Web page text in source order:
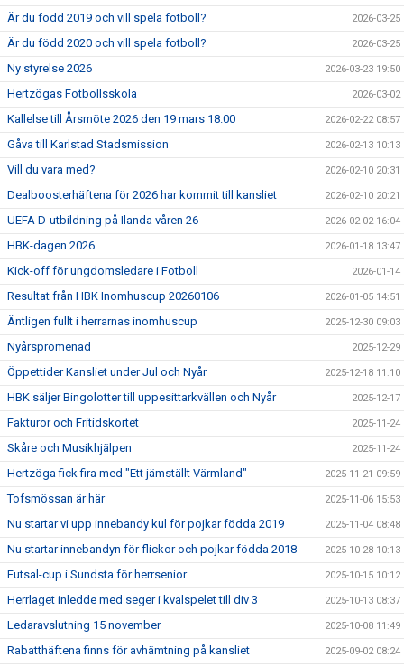
Är du född 2019 och vill spela fotboll? 2026-03-25
Är du född 2020 och vill spela fotboll? 2026-03-25
Ny styrelse 2026 2026-03-23 19:50
Hertzögas Fotbollsskola 2026-03-02
Kallelse till Årsmöte 2026 den 19 mars 18.00 2026-02-22 08:57
Gåva till Karlstad Stadsmission 2026-02-13 10:13
Vill du vara med? 2026-02-10 20:31
Dealboosterhäftena för 2026 har kommit till kansliet 2026-02-10 20:21
UEFA D-utbildning på Ilanda våren 26 2026-02-02 16:04
HBK-dagen 2026 2026-01-18 13:47
Kick-off för ungdomsledare i Fotboll 2026-01-14
Resultat från HBK Inomhuscup 20260106 2026-01-05 14:51
Äntligen fullt i herrarnas inomhuscup 2025-12-30 09:03
Nyårspromenad 2025-12-29
Öppettider Kansliet under Jul och Nyår 2025-12-18 11:10
HBK säljer Bingolotter till uppesittarkvällen och Nyår 2025-12-17
Fakturor och Fritidskortet 2025-11-24
Skåre och Musikhjälpen 2025-11-24
Hertzöga fick fira med "Ett jämställt Värmland" 2025-11-21 09:59
Tofsmössan är här 2025-11-06 15:53
Nu startar vi upp innebandy kul för pojkar födda 2019 2025-11-04 08:48
Nu startar innebandyn för flickor och pojkar födda 2018 2025-10-28 10:13
Futsal-cup i Sundsta för herrsenior 2025-10-15 10:12
Herrlaget inledde med seger i kvalspelet till div 3 2025-10-13 08:37
Ledaravslutning 15 november 2025-10-08 11:49
Rabatthäftena finns för avhämtning på kansliet 2025-09-02 08:24